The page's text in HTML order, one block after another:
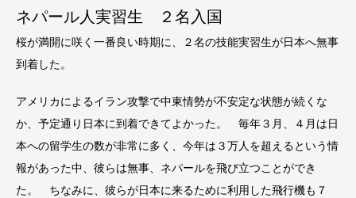
ネパール人実習生 ２名入国
桜が満開に咲く一番良い時期に、２名の技能実習生が日本へ無事
到着した。
アメリカによるイラン攻撃で中東情勢が不安定な状態が続くな
か、予定通り日本に到着できてよかった。 毎年３月、４月は日
本への留学生の数が非常に多く、今年は３万人を超えるという情
報があった中、彼らは無事、ネパールを飛び立つことができ
た。 ちなみに、彼らが日本に来るために利用した飛行機も７